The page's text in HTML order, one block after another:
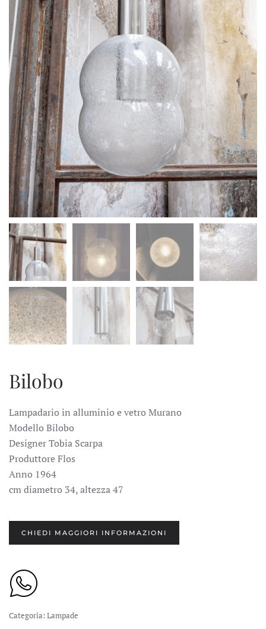
Bilobo
Lampadario in alluminio e vetro Murano
Modello Bilobo
Designer Tobia Scarpa
Produttore Flos
Anno 1964
cm diametro 34, altezza 47
CHIEDI MAGGIORI INFORMAZIONI
Categoria: Lampade